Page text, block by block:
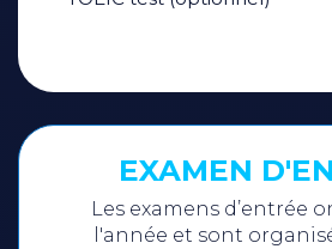
EXAMEN
Les examens d’entrée
l'année et sont